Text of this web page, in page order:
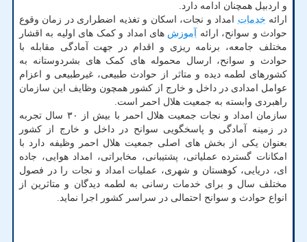
و اردبیل همچنان ادامه دارد.
ارائه خدمات امداد و نجات، اسکان و تغذیه اضطراری در زمان وقوع
حوادث و سوانح، ارائه
آموزش های امداد و کمک های اولیه به اقشار
مختلف جامعه، برنامه ریزی و اقدام در جهت آمادگی مقابله با
حوادث و سوانح، ارسال محموله های کمک های بشردوستانه به
کشورهای لطمه دیده و متاثر از حوادث طبیعی، غیرطبیعی و اعزام
عوامل امدادی در داخل و خارج از کشور همچون وظایف این سازمان
راهبردی وابسته به جمعیت هلال احمر است.
سازمان امداد و نجات جمعیت هلال احمر با بیش از ۳۰ سال تجربه
در زمینه آمادگی و پاسخگویی سوانح در داخل و خارج از کشور
بعنوان یکی از بخش های اصلی جمعیت هلال احمر وظیفه دارد با
امکانات گسترده عملیاتی، پشتیبانی، مخابراتی، امداد هوایی، جاده
ای، دریایی، کوهستان و شهری، عملیات امداد و نجات را در فصول
مختلف سال و برای خدمات رسانی به لطمه دیدگان و متاثرین از
انواع حوادث و سوانح احتمالی در سراسر کشور اجرا نماید.